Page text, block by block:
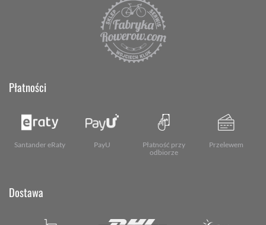
Płatności
Santander eRaty PayU
Płatność przy
odbiorze
Przelewem
Dostawa